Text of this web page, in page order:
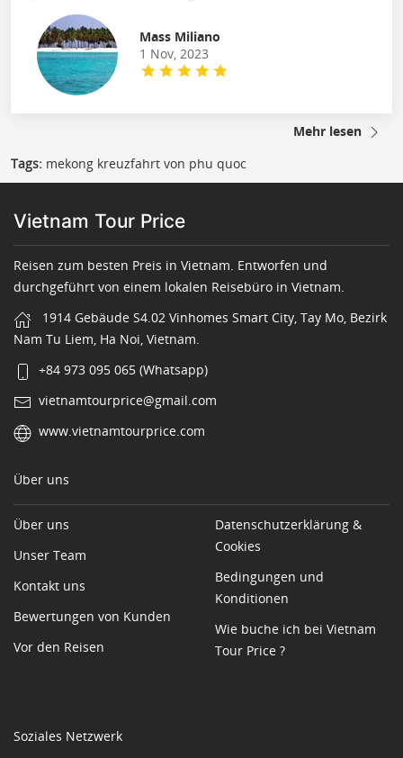
Mass Miliano
1 Nov, 2023
Mehr lesen
Tags: mekong kreuzfahrt von phu quoc
Vietnam Tour Price
Reisen zum besten Preis in Vietnam. Entworfen und
durchgeführt von einem lokalen Reisebüro in Vietnam.
1914 Gebäude S4.02 Vinhomes Smart City, Tay Mo, Bezirk
Nam Tu Liem, Ha Noi, Vietnam.
+84 973 095 065 (Whatsapp)
vietnamtourprice@gmail.com
www.vietnamtourprice.com
Über uns
Über uns
Unser Team
Kontakt uns
Bewertungen von Kunden
Vor den Reisen
Datenschutzerklärung &
Cookies
Bedingungen und
Konditionen
Wie buche ich bei Vietnam
Tour Price ?
Soziales Netzwerk